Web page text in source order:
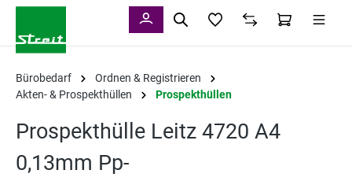
Bürobedarf
Ordnen & Registrieren
Akten- & Prospekthüllen
Prospekthüllen
Prospekthülle Leitz 4720 A4
0,13mm Pp-